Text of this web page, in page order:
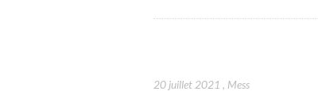
20 juillet 2021 , Mess